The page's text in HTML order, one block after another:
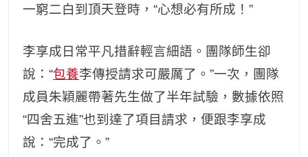
一窮二白到頂天登時，“心想必有所成！”
李享成日常平凡措辭輕言細語。團隊師生卻
說：“包養李傳授請求可嚴厲了。”一次，團隊
成員朱穎麗帶著先生做了半年試驗，數據依照
“四舍五進”也到達了項目請求，便跟李享成
說：“完成了。”